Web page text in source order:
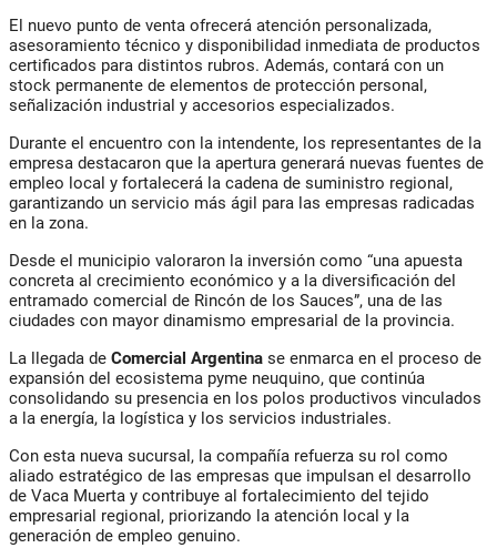
El nuevo punto de venta ofrecerá atención personalizada,
asesoramiento técnico y disponibilidad inmediata de productos
certificados para distintos rubros. Además, contará con un
stock permanente de elementos de protección personal,
señalización industrial y accesorios especializados.
Durante el encuentro con la intendente, los representantes de la
empresa destacaron que la apertura generará nuevas fuentes de
empleo local y fortalecerá la cadena de suministro regional,
garantizando un servicio más ágil para las empresas radicadas
en la zona.
Desde el municipio valoraron la inversión como “una apuesta
concreta al crecimiento económico y a la diversificación del
entramado comercial de Rincón de los Sauces”, una de las
ciudades con mayor dinamismo empresarial de la provincia.
La llegada de Comercial Argentina se enmarca en el proceso de
expansión del ecosistema pyme neuquino, que continúa
consolidando su presencia en los polos productivos vinculados
a la energía, la logística y los servicios industriales.
Con esta nueva sucursal, la compañía refuerza su rol como
aliado estratégico de las empresas que impulsan el desarrollo
de Vaca Muerta y contribuye al fortalecimiento del tejido
empresarial regional, priorizando la atención local y la
generación de empleo genuino.